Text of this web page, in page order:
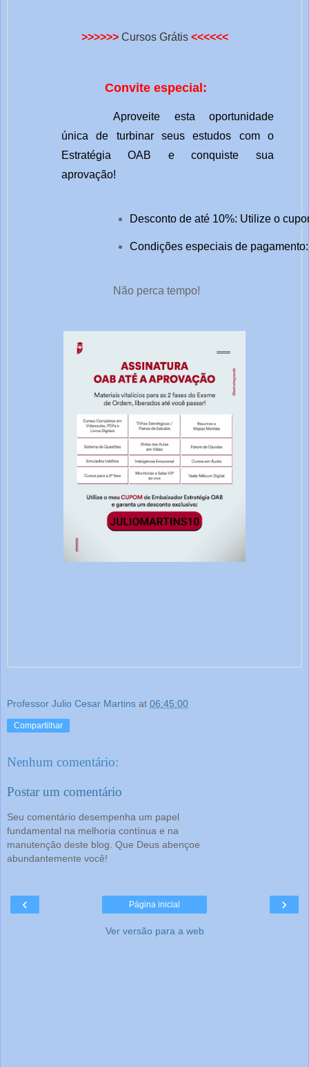
>>>>>> Cursos Grátis <<<<<<
Convite especial:
Aproveite esta oportunidade
única de turbinar seus estudos com o
Estratégia OAB e conquiste sua
aprovação!
Desconto de até 10%: Utilize o
Condições especiais de
Não perca tempo!
Professor Julio Cesar Martins at 06:45:00
Compartilhar
Nenhum comentário:
Postar um comentário
Seu comentário desempenha um papel
fundamental na melhoria contínua e na
manutenção deste blog. Que Deus abençoe
abundantemente você!
‹ ›
Página inicial
Ver versão para a web